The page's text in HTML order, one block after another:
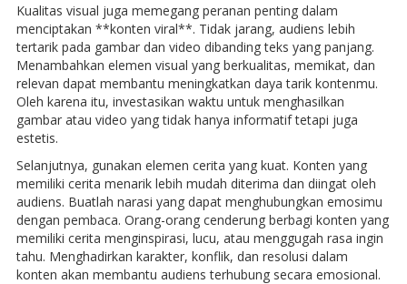
Kualitas visual juga memegang peranan penting dalam
menciptakan **konten viral**. Tidak jarang, audiens lebih
tertarik pada gambar dan video dibanding teks yang panjang.
Menambahkan elemen visual yang berkualitas, memikat, dan
relevan dapat membantu meningkatkan daya tarik kontenmu.
Oleh karena itu, investasikan waktu untuk menghasilkan
gambar atau video yang tidak hanya informatif tetapi juga
estetis.
Selanjutnya, gunakan elemen cerita yang kuat. Konten yang
memiliki cerita menarik lebih mudah diterima dan diingat oleh
audiens. Buatlah narasi yang dapat menghubungkan emosimu
dengan pembaca. Orang-orang cenderung berbagi konten yang
memiliki cerita menginspirasi, lucu, atau menggugah rasa ingin
tahu. Menghadirkan karakter, konflik, dan resolusi dalam
konten akan membantu audiens terhubung secara emosional.